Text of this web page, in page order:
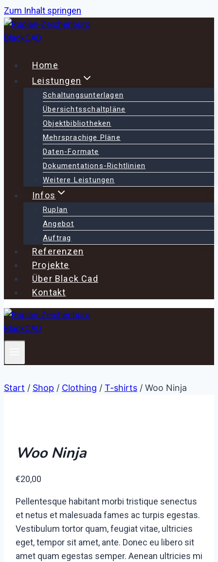
Zum Inhalt springen
Home
Leistungen
Schaltungsunterlagen
Übersichtsschaltpläne
Objektbibliotheken
Mehrsprachige Pläne
Daten-Formate
Dokumentations-Richtlinien
Weitere Leistungen
Infos
Ruplan
Angebot
Auftrag
Referenzen
Projekte
Über Black Cad
Kontakt
Start / Shop / Clothing / T-shirts / Woo Ninja
Woo Ninja
€20,00
Pellentesque habitant morbi tristique senectus
et netus et malesuada fames ac turpis egestas.
Vestibulum tortor quam, feugiat vitae, ultricies
eget, tempor sit amet, ante. Donec eu libero sit
amet quam egestas semper. Aenean ultricies mi